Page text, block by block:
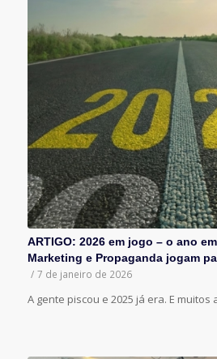
ARTIGO: 2026 em jogo – o ano
Marketing e Propaganda jogam
/ 7 de janeiro de 2026
A gente piscou e 2025 já era. E